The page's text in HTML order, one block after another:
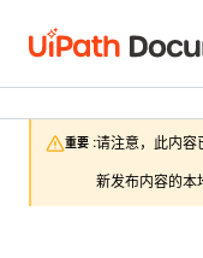
重要 :请注意，此内容
新发布内容的本